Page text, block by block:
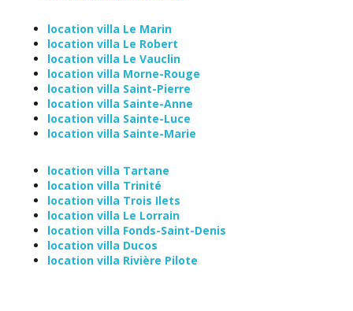
location villa Le Marin
location villa Le Robert
location villa Le Vauclin
location villa Morne-Rouge
location villa Saint-Pierre
location villa Sainte-Anne
location villa Sainte-Luce
location villa Sainte-Marie
location villa Tartane
location villa Trinité
location villa Trois Ilets
location villa Le Lorrain
location villa Fonds-Saint-Denis
location villa Ducos
location villa Rivière Pilote